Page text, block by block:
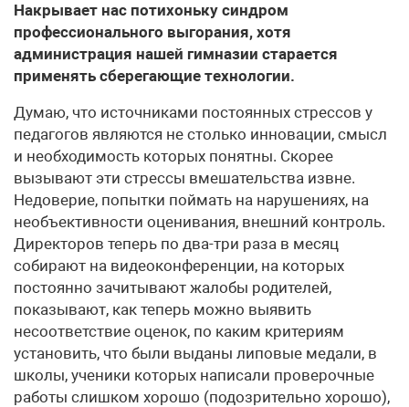
Накрывает нас потихоньку синдром
профессионального выгорания, хотя
администрация нашей гимназии старается
применять сберегающие технологии.
Думаю, что источниками постоянных стрессов у
педагогов являются не столько инновации, смысл
и необходимость которых понятны. Скорее
вызывают эти стрессы вмешательства извне.
Недоверие, попытки поймать на нарушениях, на
необъективности оценивания, внешний контроль.
Директоров теперь по два-три раза в месяц
собирают на видеоконференции, на которых
постоянно зачитывают жалобы родителей,
показывают, как теперь можно выявить
несоответствие оценок, по каким критериям
установить, что были выданы липовые медали, в
школы, ученики которых написали проверочные
работы слишком хорошо (подозрительно хорошо),